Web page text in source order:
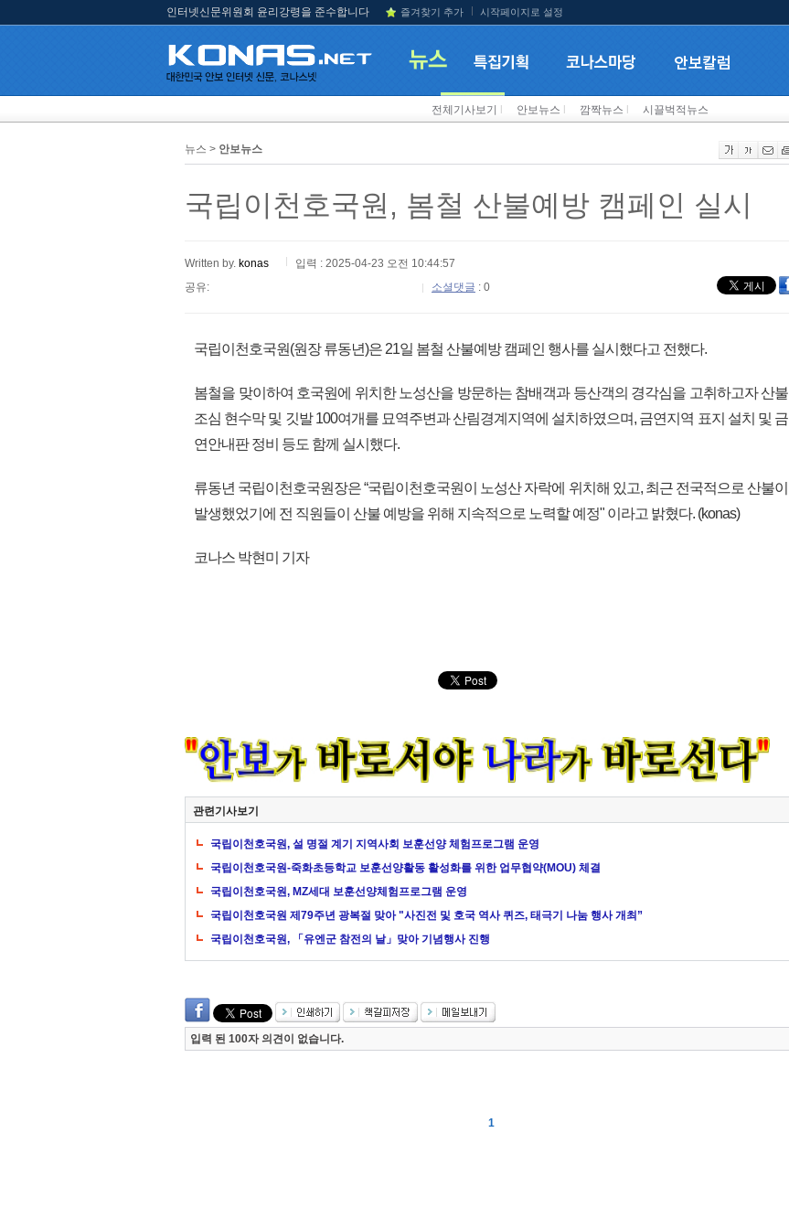
인터넷신문위원회 윤리강령을 준수합니다 즐겨찾기 추가 시작페이지로 설정
전체기사보기 안보뉴스 깜짝뉴스 시끌벅적뉴스
뉴스 > 안보뉴스
국립이천호국원, 봄철 산불예방 캠페인 실시
Written by. konas
입력 : 2025-04-23 오전 10:44:57
공유:
소셜댓글 : 0
국립이천호국원(원장 류동년)은 21일 봄철 산불예방 캠페인 행사를 실시했다고 전했다.
봄철을 맞이하여 호국원에 위치한 노성산을 방문하는 참배객과 등산객의 경각심을 고취하고자 산불
조심 현수막 및 깃발 100여개를 묘역주변과 산림경계지역에 설치하였으며, 금연지역 표지 설치 및 금
연안내판 정비 등도 함께 실시했다.
류동년 국립이천호국원장은 “국립이천호국원이 노성산 자락에 위치해 있고, 최근 전국적으로 산불이
발생했었기에 전 직원들이 산불 예방을 위해 지속적으로 노력할 예정" 이라고 밝혔다. (konas)
코나스 박현미 기자
관련기사보기
국립이천호국원, 설 명절 계기 지역사회 보훈선양 체험프로그램 운영
국립이천호국원-죽화초등학교 보훈선양활동 활성화를 위한 업무협약(MOU) 체결
국립이천호국원, MZ세대 보훈선양체험프로그램 운영
국립이천호국원 제79주년 광복절 맞아 "사진전 및 호국 역사 퀴즈, 태극기 나눔 행사 개최”
국립이천호국원, 「유엔군 참전의 날」맞아 기념행사 진행
입력 된 100자 의견이 없습니다.
1